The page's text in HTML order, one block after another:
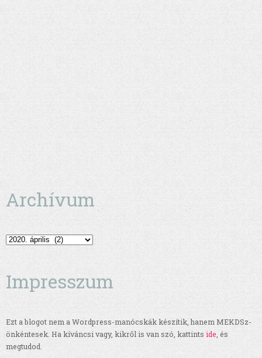
Archívum
Archívum
Impresszum
Ezt a blogot nem a Wordpress-manócskák készítik, hanem MEKDSz-
önkéntesek. Ha kíváncsi vagy, kikről is van szó, kattints ide , és
megtudod.